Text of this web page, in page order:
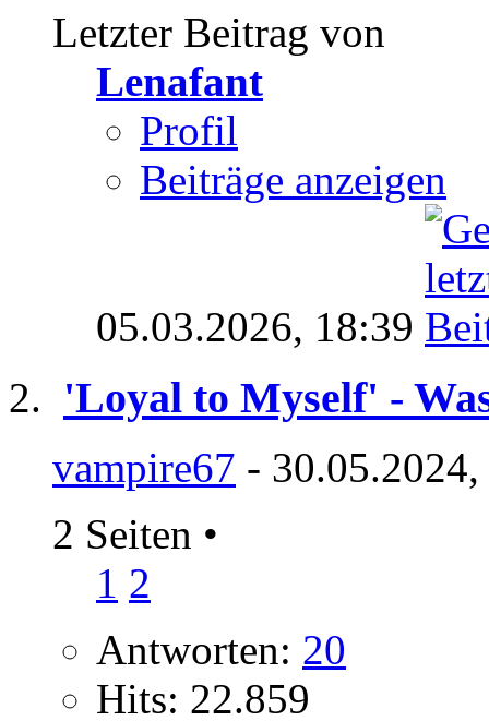
Letzter Beitrag von
Lenafant
Profil
Beiträge anzeigen
05.03.2026, 18:39
'Loyal to Myself' -
vampire67 -
2 Seiten •
1 2
Antworten: 20
Hits: 22.859